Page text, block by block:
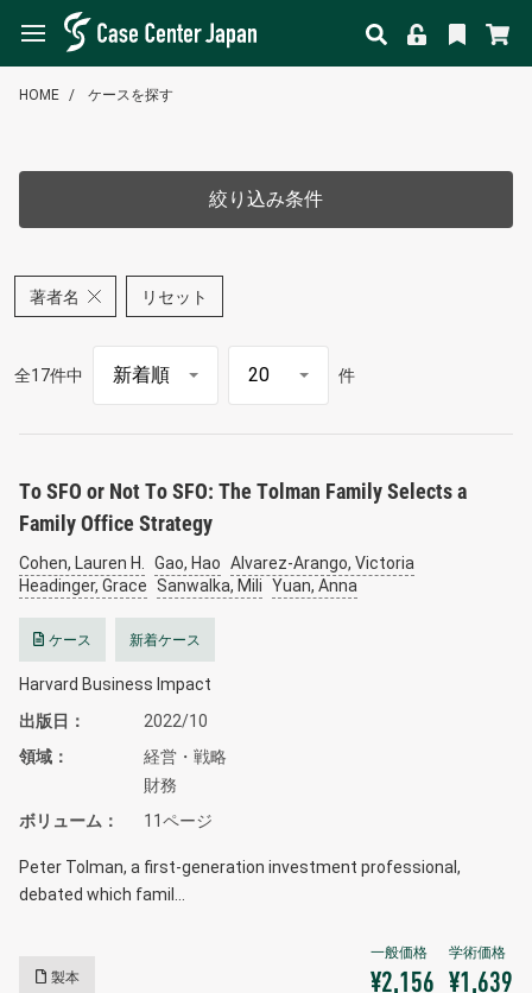
HOME ケースを探す
著者名 リセット
全17件中 件
To SFO or Not To SFO: The Tolman Family Selects a
Family Office Strategy
Cohen, Lauren H. Gao, Hao Alvarez-Arango, Victoria
Headinger, Grace Sanwalka, Mili Yuan, Anna
ケース 新着ケース
Harvard Business Impact
出版日
2022/10
領域
経営・戦略
財務
ボリューム
11ページ
Peter Tolman, a first-generation investment professional,
debated which famil…
製本 ¥2,156 ¥1,639
絞り込み条件